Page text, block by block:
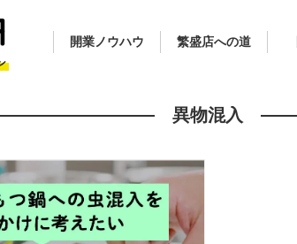
開業ノウハウ 繁盛店への道
異物混入